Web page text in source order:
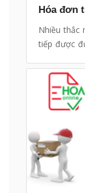
Nhiều thắc
tiếp được
khấu trừ